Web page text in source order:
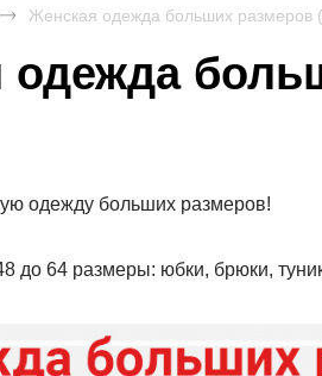
Женская одежда больших размеров
одежда
одежду больших размеров!
до 64 размеры: юбки, брюки,